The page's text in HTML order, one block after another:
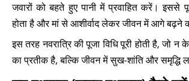
जवारों को बहते हुए पानी में प्रवाहित करें। इससे
होता है और मां से आशीर्वाद लेकर जीवन में आगे बढ़ने
इस तरह नवरात्रि की पूजा विधि पूरी होती है, जो न
का प्रतीक है, बल्कि जीवन में सुख-शांति और समृद्धि